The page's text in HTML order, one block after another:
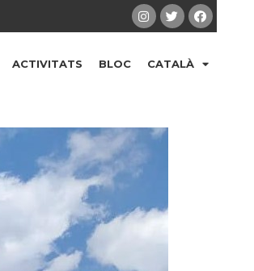
ACTIVITATS BLOC CATALÀ